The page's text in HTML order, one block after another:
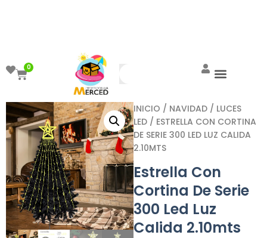
0
INICIO / NAVIDAD / LUCES
LED / ESTRELLA CON CORTINA
DE SERIE 300 LED LUZ CALIDA
2.10MTS
Estrella Con
Cortina De Serie
300 Led Luz
Calida 2.10mts